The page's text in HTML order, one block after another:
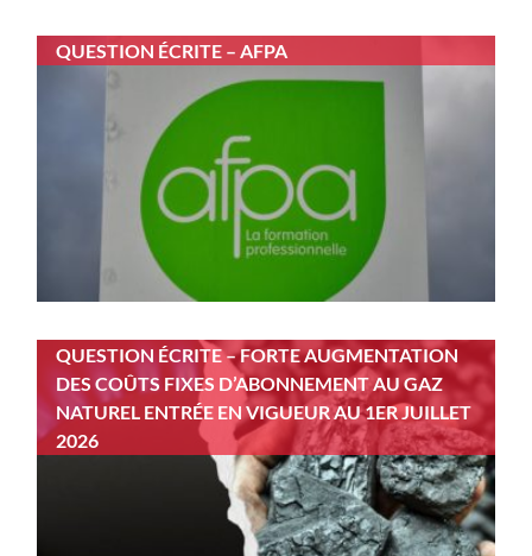
QUESTION ÉCRITE – AFPA
QUESTION ÉCRITE – FORTE AUGMENTATION
DES COÛTS FIXES D’ABONNEMENT AU GAZ
NATUREL ENTRÉE EN VIGUEUR AU 1ER JUILLET
2026